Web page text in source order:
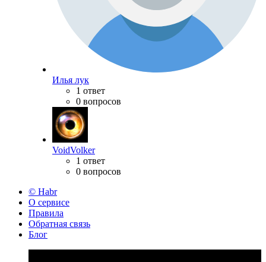
Илья лук
1 ответ
0 вопросов
VoidVolker
1 ответ
0 вопросов
© Habr
О сервисе
Правила
Обратная связь
Блог